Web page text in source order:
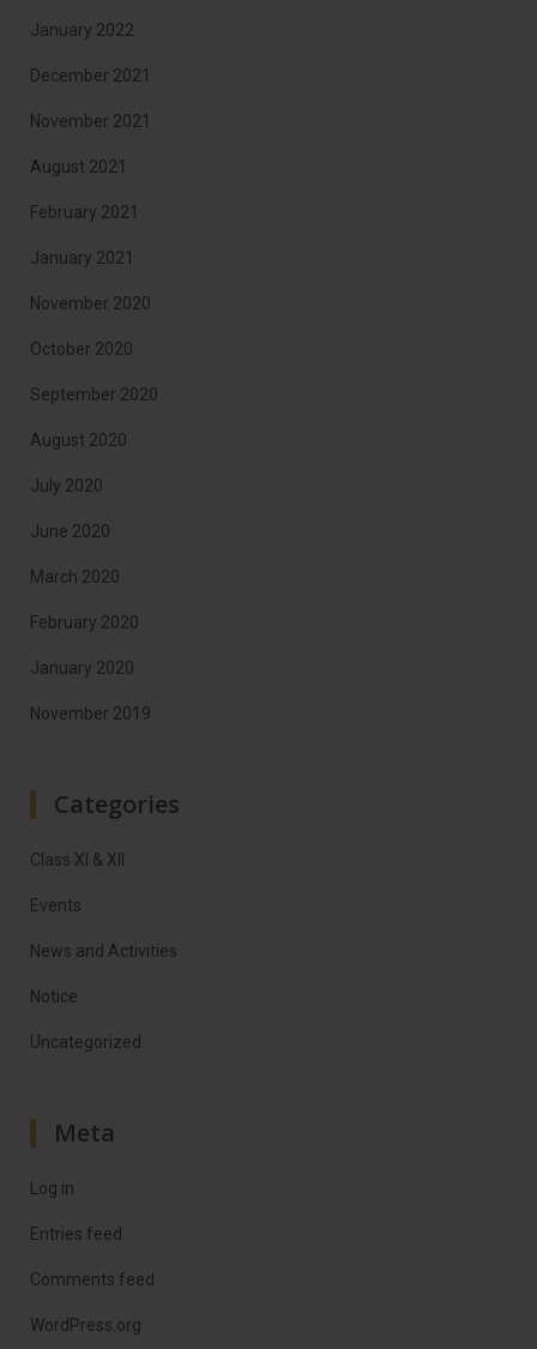
January 2022
December 2021
November 2021
August 2021
February 2021
January 2021
November 2020
October 2020
September 2020
August 2020
July 2020
June 2020
March 2020
February 2020
January 2020
November 2019
Categories
Class XI & XII
Events
News and Activities
Notice
Uncategorized
Meta
Log in
Entries feed
Comments feed
WordPress.org